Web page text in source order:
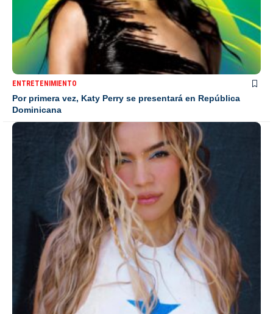
ENTRETENIMIENTO
Por primera vez, Katy Perry se presentará en República
Dominicana